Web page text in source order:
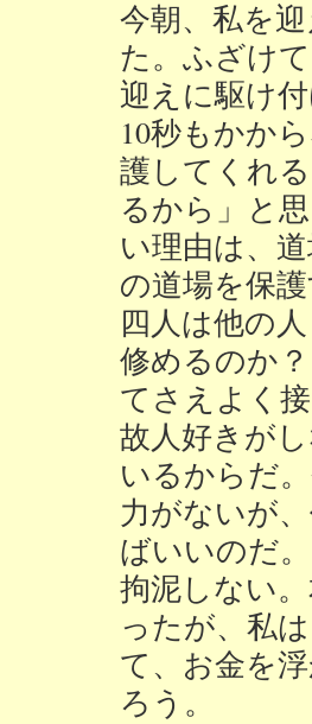
今朝、私を
た。ふざけ
迎えに駆け
10秒もかか
護してくれ
るから」と
い理由は、
の道場を保
四人は他の
修めるのか
てさえよく
故人好きが
いるからだ
力がないが
ばいいのだ
拘泥しない
ったが、私
て、お金を
ろう。